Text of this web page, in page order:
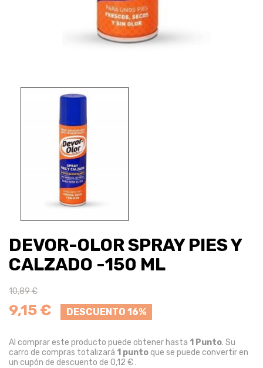
DEVOR-OLOR SPRAY PIES Y
CALZADO -150 ML
10,89 €
9,15 € DESCUENTO 16%
Al comprar este producto puede obtener hasta 1 Punto. Su
carro de compras totalizará 1 puntoque se puede convertir en
un cupón de descuento de 0,12 €.